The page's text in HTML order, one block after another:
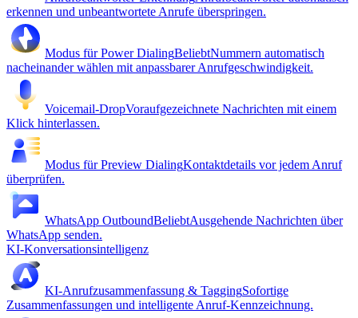
erkennen und unbeantwortete Anrufe überspringen.
Modus für Power DialingBeliebtNummern automatisch
nacheinander wählen mit anpassbarer Anrufgeschwindigkeit.
Voicemail-DropVoraufgezeichnete Nachrichten mit einem
Klick hinterlassen.
Modus für Preview DialingKontaktdetails vor jedem Anruf
überprüfen.
WhatsApp OutboundBeliebtAusgehende Nachrichten über
WhatsApp senden.
KI-Konversationsintelligenz
KI-Anrufzusammenfassung & TaggingSofortige
Zusammenfassungen und intelligente Anruf-Kennzeichnung.